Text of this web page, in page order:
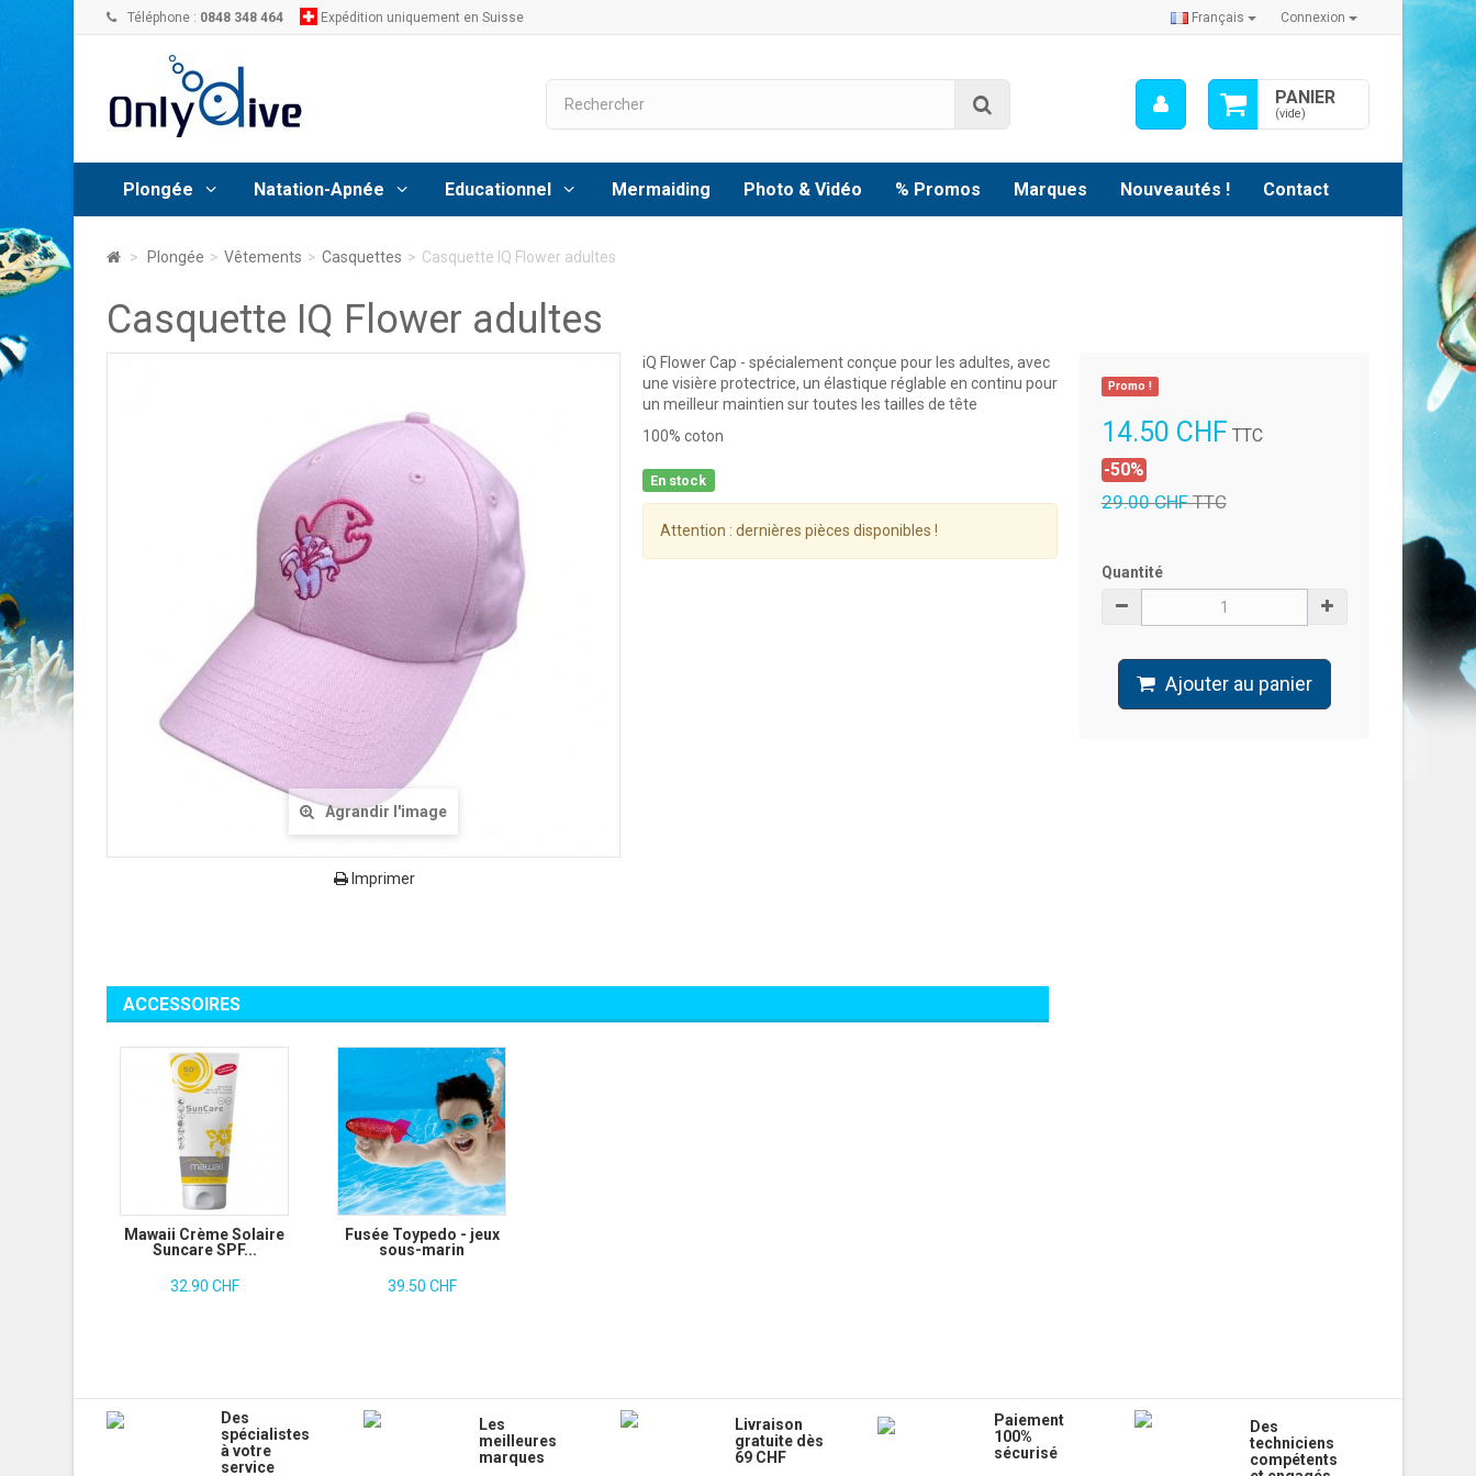
Connexion
Téléphone : 0848 348 464 Expédition uniquement en Suisse Français
PANIER
(vide)
Mon
compte
Plongée Natation-Apnée Educationnel Mermaiding Photo & Vidéo % Promos Marques Nouveautés ! Contact
> Plongée > Vêtements > Casquettes > Casquette IQ Flower adultes
Casquette IQ Flower adultes
Agrandir l'image
Imprimer
Promo !
14.50 CHF TTC
-50%
29.00 CHFTTC
Quantité
Ajouter au panier
iQ Flower Cap - spécialement conçue pour les adultes, avec
une visière protectrice, un élastique réglable en continu pour
un meilleur maintien sur toutes les tailles de tête
100% coton
En stock
Attention : dernières pièces disponibles !
ACCESSOIRES
Mawaii Crème Solaire
Suncare SPF...
32.90 CHF
Fusée Toypedo - jeux
sous-marin
39.50 CHF
Des
spécialistes
à votre
service
Les
meilleures
marques
Livraison
gratuite dès
69 CHF
Paiement
100%
sécurisé
Des
techniciens
compétents